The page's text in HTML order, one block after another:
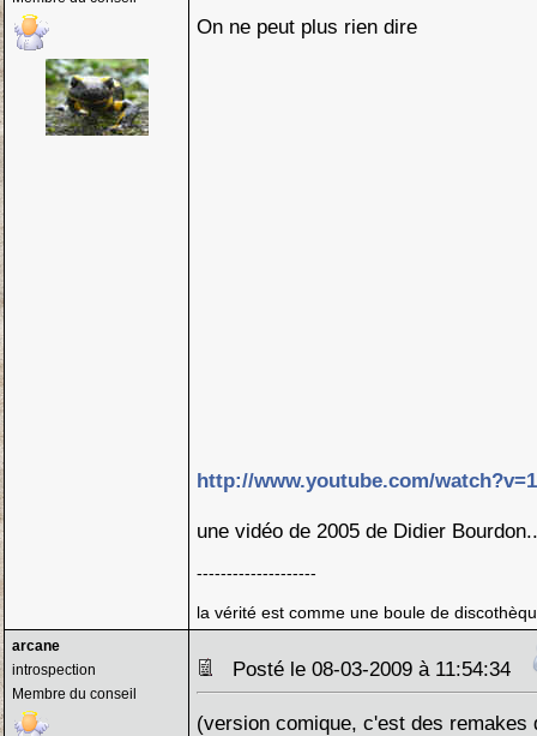
On ne peut plus rien dire
http://www.youtube.com/
une vidéo de 2005 de Didier
--------------------
la vérité est comme une boule de
arcane
introspection
Membre du conseil
Posté le 08-03-2009 à 11:54:34
(version comique, c'est des remakes